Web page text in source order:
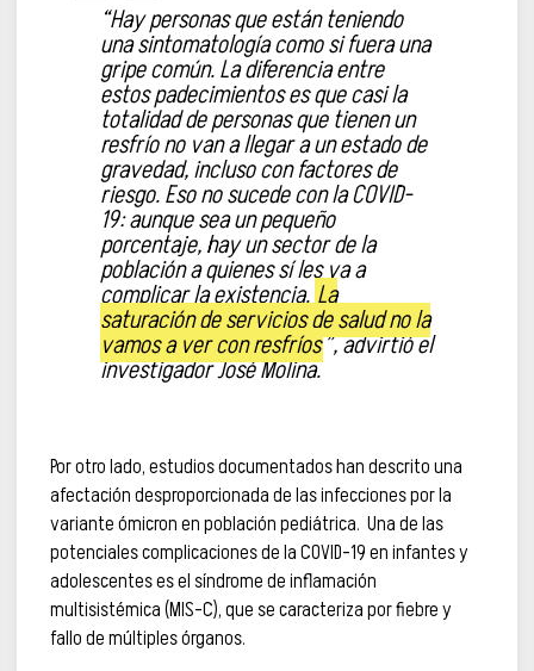
“Hay personas que están teniendo
una sintomatología como si fuera una
gripe común. La diferencia entre
estos padecimientos es que casi la
totalidad de personas que tienen un
resfrío no van a llegar a un estado de
gravedad, incluso con factores de
riesgo. Eso no sucede con la COVID-
19: aunque sea un pequeño
porcentaje, hay un sector de la
población a quienes sí les va a
complicar la existencia.La
saturación de servicios de salud no la
vamos a ver con resfríos”, advirtió el
investigador José Molina.
Por otro lado, estudios documentados han descrito una
afectación desproporcionada de las infecciones por la
variante ómicron en población pediátrica. Una de las
potenciales complicaciones de la COVID-19 en infantes y
adolescentes es el síndrome de inflamación
multisistémica (MIS-C), que se caracteriza por fiebre y
fallo de múltiples órganos.